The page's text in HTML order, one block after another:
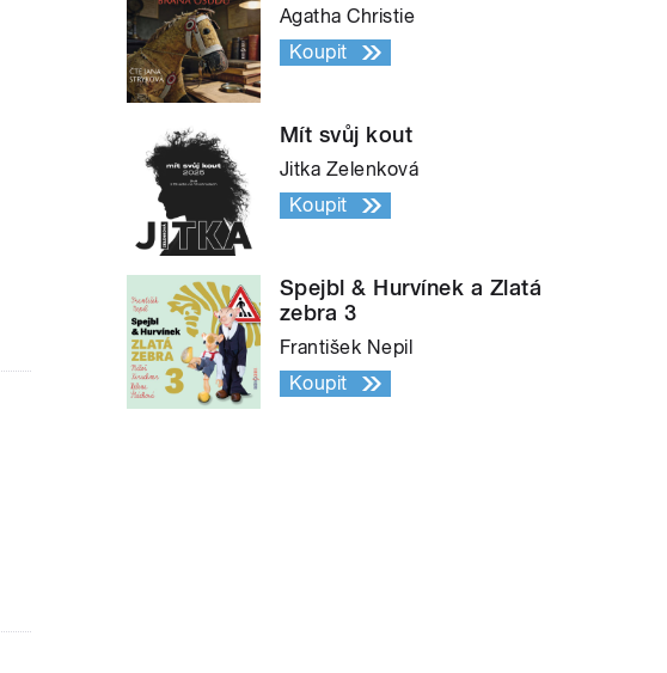
Agatha Christie
Koupit
Mít svůj kout
Jitka Zelenková
Koupit
Spejbl & Hurvínek a Zlatá
zebra 3
František Nepil
Koupit